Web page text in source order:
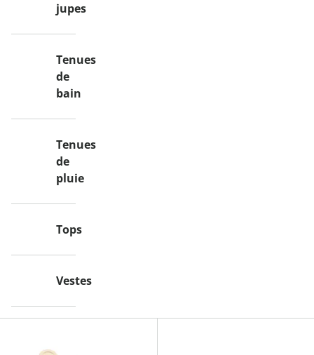
jupes
Tenues
de
bain
Tenues
de
pluie
Tops
Vestes